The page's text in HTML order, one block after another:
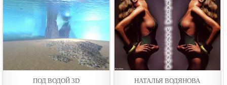
ПОД ВОДОЙ 3D НАТАЛЬЯ ВОДЯНОВА